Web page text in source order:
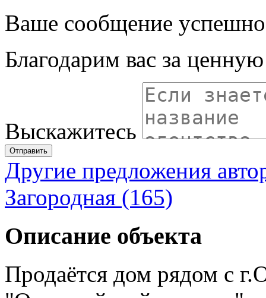
Ваше сообщение успешно
Благодарим вас за
Выскажитесь
Отправить
Другие предложения
Загородная (165)
Описание объекта
Продаётся дом рядом с